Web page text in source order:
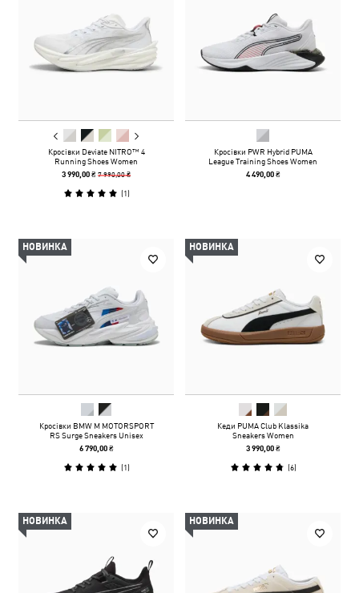
Кросівки Deviate NITRO™ 4
Running Shoes Women
3 990,00 ₴7 990,00 ₴
(1)
Кросівки PWR Hybrid PUMA
League Training Shoes Women
4 490,00 ₴
НОВИНКА
Кросівки BMW M MOTORSPORT
RS Surge Sneakers Unisex
6 790,00 ₴
(1)
НОВИНКА
Кеди PUMA Club Klassika
Sneakers Women
3 990,00 ₴
(6)
НОВИНКА НОВИНКА